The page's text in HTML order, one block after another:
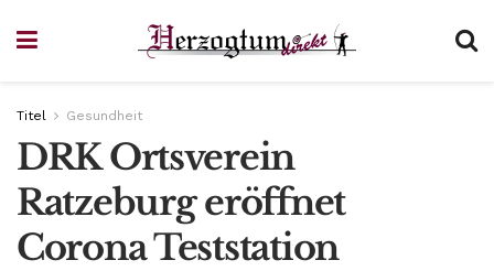
Titel Gesundheit
DRK Ortsverein
Ratzeburg eröffnet
Corona Teststation